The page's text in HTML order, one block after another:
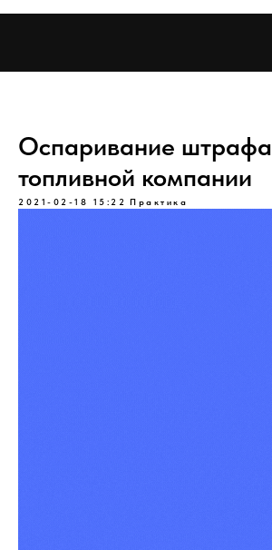
Оспаривание штрафа
топливной компании
2021-02-18 15:22 Практика